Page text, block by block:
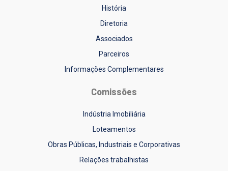
História
Diretoria
Associados
Parceiros
Informações Complementares
Comissões
Indústria Imobiliária
Loteamentos
Obras Públicas, Industriais e Corporativas
Relações trabalhistas